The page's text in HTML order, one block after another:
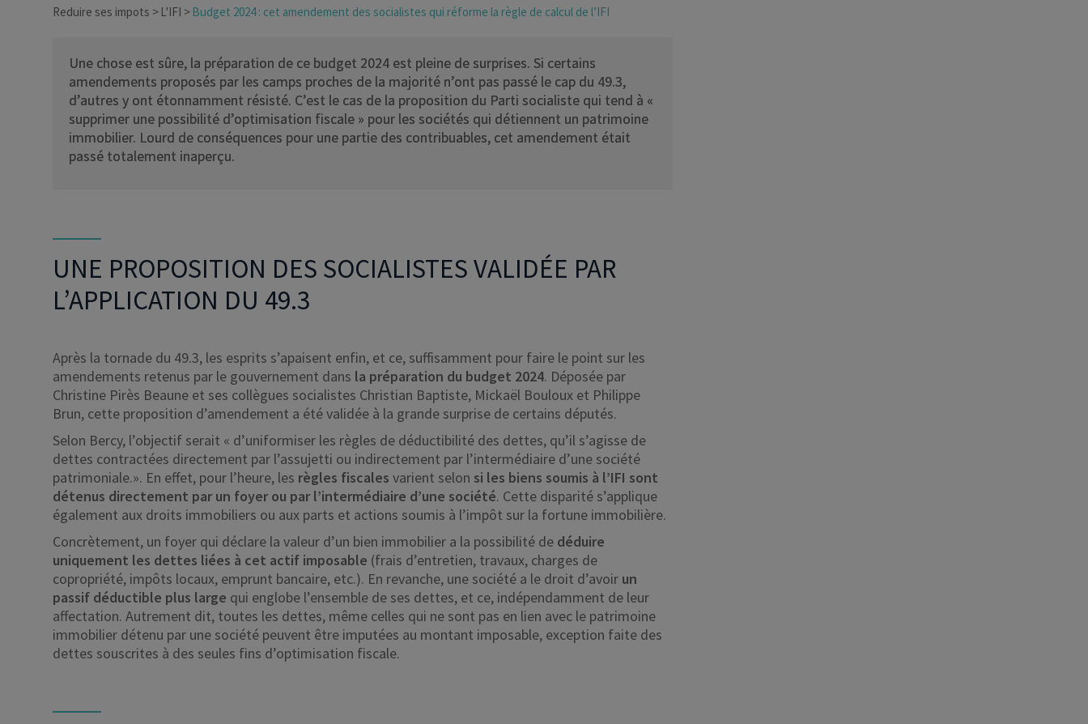
Reduire ses impots L'IFI Budget 2024 : cet amendement des socialistes qui réforme la règle de calcul de l’IFI
Une chose est sûre, la préparation de ce budget 2024 est pleine de surprises. Si certains
amendements proposés par les camps proches de la majorité n’ont pas passé le cap du 49.3,
d’autres y ont étonnamment résisté. C’est le cas de la proposition du Parti socialiste qui tend à «
supprimer une possibilité d’optimisation fiscale » pour les sociétés qui détiennent un patrimoine
immobilier. Lourd de conséquences pour une partie des contribuables, cet amendement était
passé totalement inaperçu.
UNE PROPOSITION DES SOCIALISTES VALIDÉE PAR
L’APPLICATION DU 49.3
Après la tornade du 49.3, les esprits s’apaisent enfin, et ce, suffisamment pour faire le point sur les
amendements retenus par le gouvernement dans la préparation du budget 2024. Déposée par
Christine Pirès Beaune et ses collègues socialistes Christian Baptiste, Mickaël Bouloux et Philippe
Brun, cette proposition d’amendement a été validée à la grande surprise de certains députés.
Selon Bercy, l’objectif serait « d’uniformiser les règles de déductibilité des dettes, qu’il s’agisse de
dettes contractées directement par l’assujetti ou indirectement par l’intermédiaire d’une société
patrimoniale.». En effet, pour l’heure, les règles fiscales varient selon si les biens soumis à l’IFI sont
détenus directement par un foyer ou par l’intermédiaire d’une société. Cette disparité s’applique
également aux droits immobiliers ou aux parts et actions soumis à l’impôt sur la fortune immobilière.
Concrètement, un foyer qui déclare la valeur d’un bien immobilier a la possibilité de déduire
uniquement les dettes liées à cet actif imposable (frais d’entretien, travaux, charges de
copropriété, impôts locaux, emprunt bancaire, etc.). En revanche, une société a le droit d’avoir un
passif déductible plus large qui englobe l’ensemble de ses dettes, et ce, indépendamment de leur
affectation. Autrement dit, toutes les dettes, même celles qui ne sont pas en lien avec le patrimoine
immobilier détenu par une société peuvent être imputées au montant imposable, exception faite des
dettes souscrites à des seules fins d’optimisation fiscale.